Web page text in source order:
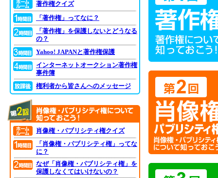
著作権クイズ
「著作権」ってなに？
「著作権」を保護しないとどうなる
の？
Yahoo! JAPANと著作権保護
インターネットオークション著作権
事件簿
権利者から皆さんへのメッセージ
肖像権・パブリシティ権クイズ
「肖像権・パブリシティ権」ってな
に？
なぜ「肖像権・パブリシティ権」を
保護しなくてはいけないの？